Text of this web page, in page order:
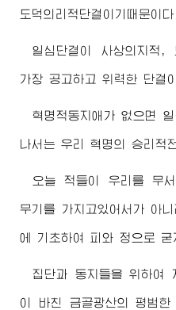
도덕의리적단결이기때문이다.
일심단결이 사상의지적,
가장 공고하고 위력한 단결
혁명적동지애가 없으면
나서는 우리 혁명의 승리적
오늘 적들이 우리를 무
무기를 가지고있어서가 아
에 기초하여 피와 정으로 굳
집단과 동지들을 위하여
이 바친 금골광산의 평범한